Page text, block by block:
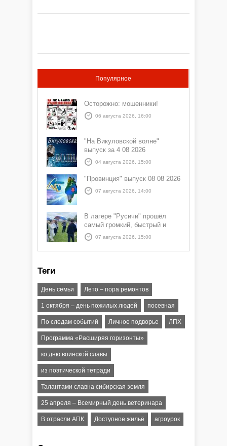
Популярное
Осторожно: мошенники!
06 августа 2026, 16:00
"На Викуловской волне"
выпуск за 4 08 2026
04 августа 2026, 15:00
"Провинция" выпуск 08 08 2026
07 августа 2026, 14:00
В лагере "Русичи" прошёл
самый громкий, быстрый и
азартный час дня — Спортчас
07 августа 2026, 15:00
Теги
День семьи Лето – пора ремонтов
1 октября – день пожилых людей посевная
По следам событий Личное подворье ЛПХ
Программа «Расширяя горизонты»
ко дню воинской славы
из поэтической тетради
Талантами славна сибирская земля
25 апреля – Всемирный день ветеринара
В отрасли АПК Доступное жильё агроурок